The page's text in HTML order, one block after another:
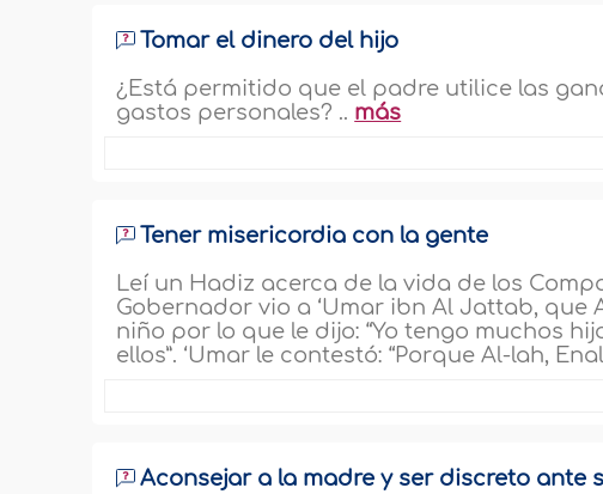
Tomar el dinero del hijo
¿Está permitido que el padre utilice las
gastos personales? .. más
Tener misericordia con la gente
Leí un Hadiz acerca de la vida de los
Gobernador vio a ‘Umar ibn Al Jattab,
niño por lo que le dijo: “Yo tengo muchos
ellos”. ‘Umar le contestó: “Porque Al-lah,
Aconsejar a la madre y ser discreto ante